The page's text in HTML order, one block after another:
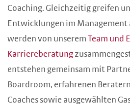
Coaching. Gleichzeitig greifen
Entwicklungen im Management
werden von unserem Team und
Karriereberatung
entstehen gemeinsam mit
Boardroom, erfahrenen
Coaches sowie ausgewählten